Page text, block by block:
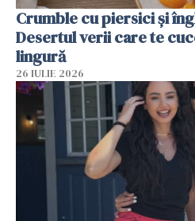
Crumble cu piersici și
Desertul verii care te
lingură
26 IULIE 2026